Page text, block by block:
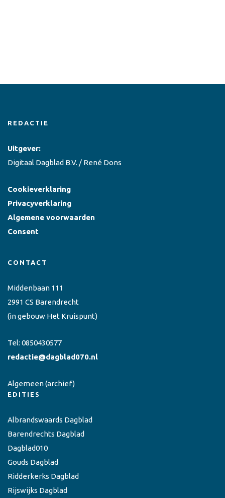
REDACTIE
Uitgever:
Digitaal Dagblad B.V. / René Dons
Cookieverklaring
Privacyverklaring
Algemene voorwaarden
Consent
CONTACT
Middenbaan 111
2991 CS Barendrecht
(in gebouw Het Kruispunt)
Tel: 0850430577
redactie@dagblad070.nl
Algemeen(archief)
EDITIES
Albrandswaards Dagblad
Barendrechts Dagblad
Dagblad010
Gouds Dagblad
Ridderkerks Dagblad
Rijswijks Dagblad